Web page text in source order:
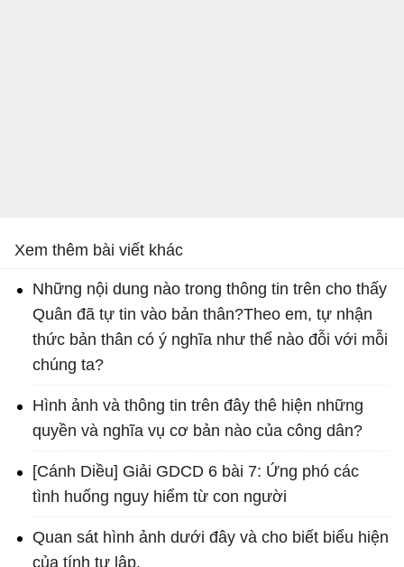
Xem thêm bài viết khác
Những nội dung nào trong thông tin trên cho thấy
Quân đã tự tin vào bản thân?Theo em, tự nhận
thức bản thân có ý nghĩa như thể nào đỗi với mỗi
chúng ta?
Hình ảnh và thông tin trên đây thê hiện những
quyền và nghĩa vụ cơ bản nào của công dân?
[Cánh Diều] Giải GDCD 6 bài 7: Ứng phó các
tình huống nguy hiểm từ con người
Quan sát hình ảnh dưới đây và cho biết biểu hiện
của tính tự lập.